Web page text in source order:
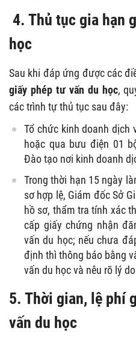
4. Thủ tục gia hạn
học
Sau khi đáp ứng được các
giấy phép tư vấn du học,
các trình tự thủ tục sau đây:
Tổ chức kinh doanh dịch
hoặc qua bưu điện 01
Đào tạo nơi kinh doanh
Trong thời hạn 15 ngày
sơ hợp lệ, Giám đốc Sở
hồ sơ, thẩm tra tính xác
cấp giấy chứng nhận
vấn du học; nếu chưa
định thì thông báo bằng
vấn du học và nêu rõ lý
5. Thời gian, lệ phí
vấn du học